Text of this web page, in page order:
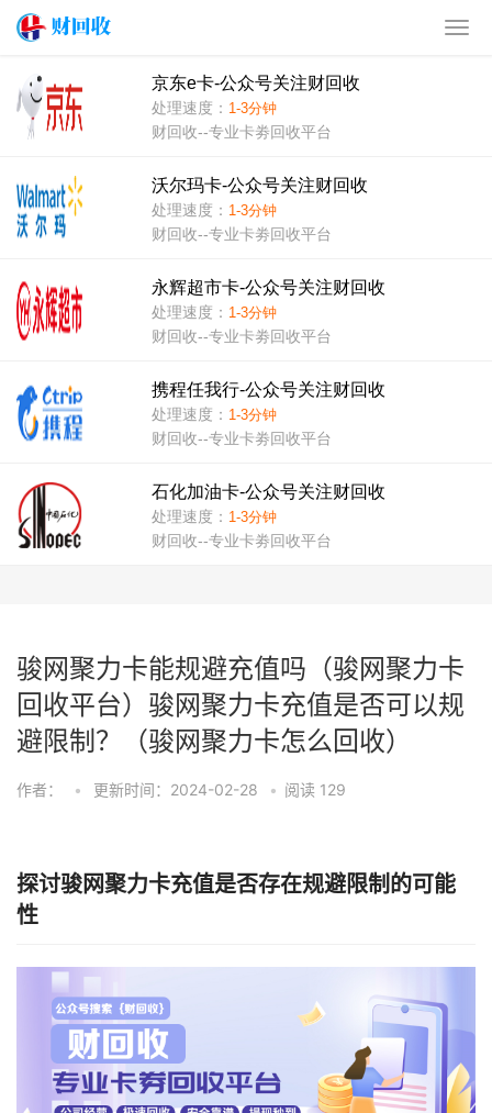
骏网聚力卡能规避充值吗（骏网聚力卡
回收平台）骏网聚力卡充值是否可以规
避限制？（骏网聚力卡怎么回收）
作者： • 更新时间：2024-02-28 • 阅读 129
探讨骏网聚力卡充值是否存在规避限制的可能
性